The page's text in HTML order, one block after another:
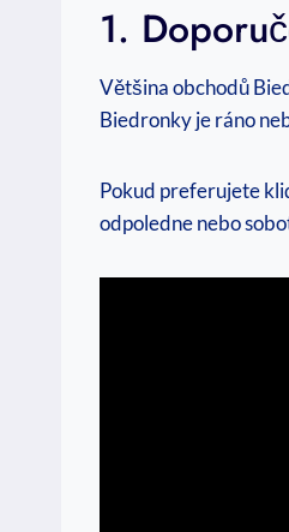
1.
Většina obchodů
Biedronky je ráno
Pokud preferujete
odpoledne nebo